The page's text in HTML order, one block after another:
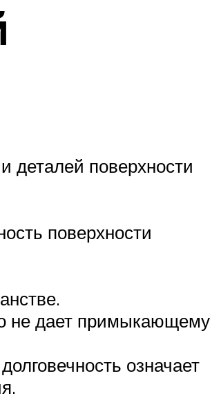
деталей поверхности
поверхности
не дает примыкающему
означает